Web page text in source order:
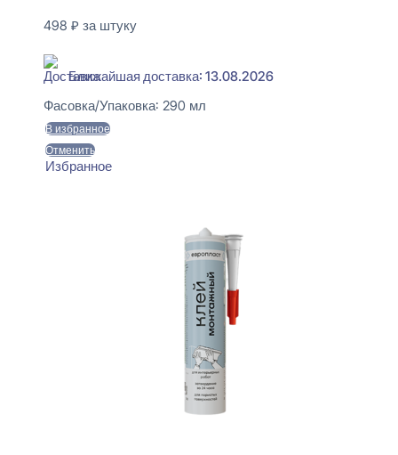
498 ₽ за штуку
Ближайшая доставка: 13.08.2026
Фасовка/Упаковка: 290 мл
В избранное
Отменить
Избранное